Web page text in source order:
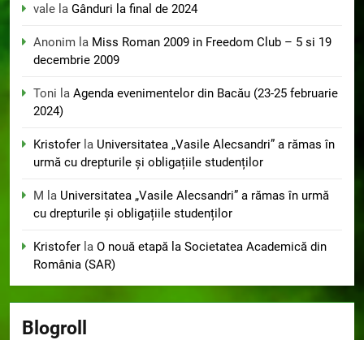
vale la Gânduri la final de 2024
Anonim la Miss Roman 2009 in Freedom Club – 5 si 19
decembrie 2009
Toni la Agenda evenimentelor din Bacău (23-25 februarie
2024)
Kristofer la Universitatea „Vasile Alecsandri” a rămas în
urmă cu drepturile și obligațiile studenților
M la Universitatea „Vasile Alecsandri” a rămas în urmă
cu drepturile și obligațiile studenților
Kristofer la O nouă etapă la Societatea Academică din
România (SAR)
Blogroll